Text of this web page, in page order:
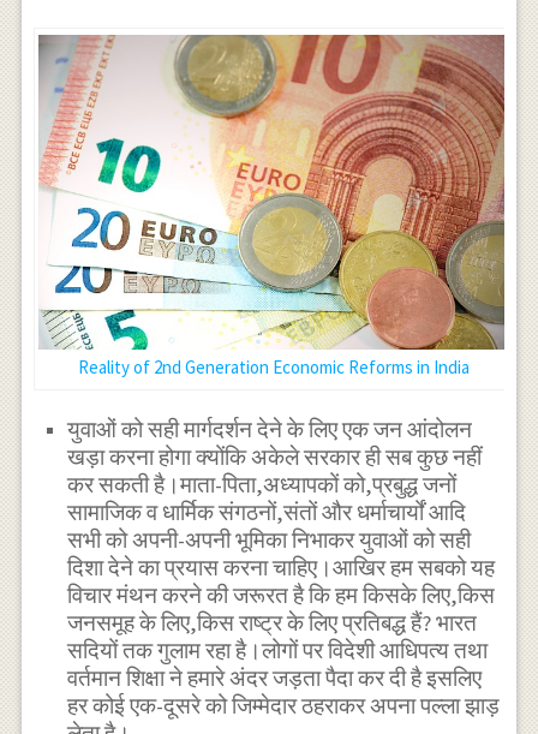
Reality of 2nd Generation Economic Reforms in India
युवाओं को सही मार्गदर्शन देने के लिए एक जन आंदोलन
खड़ा करना होगा क्योंकि अकेले सरकार ही सब कुछ नहीं
कर सकती है।माता-पिता,अध्यापकों को,प्रबुद्ध जनों
सामाजिक व धार्मिक संगठनों,संतों और धर्माचार्यों आदि
सभी को अपनी-अपनी भूमिका निभाकर युवाओं को सही
दिशा देने का प्रयास करना चाहिए।आखिर हम सबको यह
विचार मंथन करने की जरूरत है कि हम किसके लिए,किस
जनसमूह के लिए,किस राष्ट्र के लिए प्रतिबद्ध हैं? भारत
सदियों तक गुलाम रहा है।लोगों पर विदेशी आधिपत्य तथा
वर्तमान शिक्षा ने हमारे अंदर जड़ता पैदा कर दी है इसलिए
हर कोई एक-दूसरे को जिम्मेदार ठहराकर अपना पल्ला झाड़